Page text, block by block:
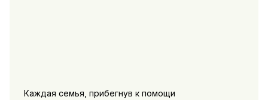
Каждая семья, прибегнув к помощи